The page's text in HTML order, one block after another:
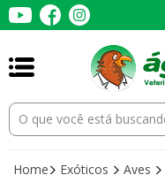
Home Exóticos Aves